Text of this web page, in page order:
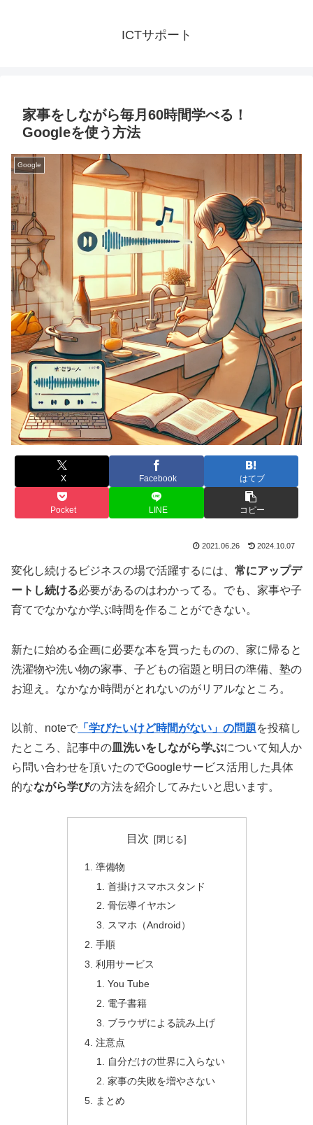
ICTサポート
家事をしながら毎月60時間学べる！
Googleを使う方法
Google
X Facebook はてブ
Pocket LINE コピー
2021.06.26 2024.10.07
変化し続けるビジネスの場で活躍するには、 常にアップデ
ートし続ける必要があるのはわかってる。でも、家事や子
育てでなかなか学ぶ時間を作ることができない。
新たに始める企画に必要な本を買ったものの、家に帰ると
洗濯物や洗い物の家事、子どもの宿題と明日の準備、塾の
お迎え。なかなか時間がとれないのがリアルなところ。
以前、noteで 「学びたいけど時間がない」の問題を投稿し
たところ、記事中の 皿洗いをしながら学ぶについて知人か
ら問い合わせを頂いたのでGoogleサービス活用した具体
的なながら学びの方法を紹介してみたいと思います。
目次
準備物
首掛けスマホスタンド
骨伝導イヤホン
スマホ（Android）
手順
利用サービス
You Tube
電子書籍
ブラウザによる読み上げ
注意点
自分だけの世界に入らない
家事の失敗を増やさない
まとめ